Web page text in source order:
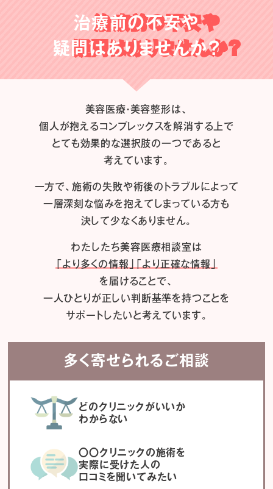
治療前の不安や
疑問はありませんか？
美容医療・美容整形は、
個人が抱えるコンプレックスを解消する上で
とても効果的な選択肢の一つであると
考えています。
一方で、施術の失敗や術後のトラブルによって
一層深刻な悩みを抱えてしまっている方も
決して少なくありません。
わたしたち美容医療相談室は
「より多くの情報」「より正確な情報」
を届けることで、
一人ひとりが正しい判断基準を持つことを
サポートしたいと考えています。
多く寄せられるご相談
どのクリニックがいいか
わからない
〇〇クリニックの施術を
実際に受けた人の
口コミを聞いてみたい